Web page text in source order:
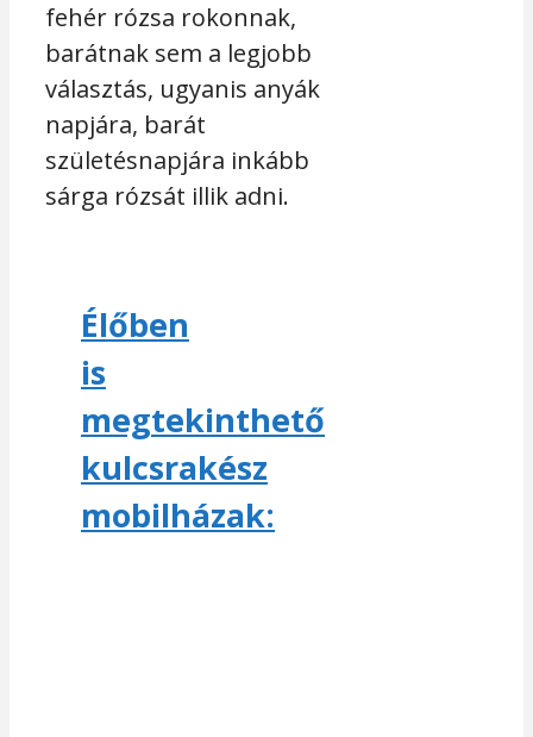
fehér rózsa rokonnak,
barátnak sem a legjobb
választás, ugyanis anyák
napjára, barát
születésnapjára inkább
sárga rózsát illik adni.
Élőben
is
megtekinthető
kulcsrakész
mobilházak: